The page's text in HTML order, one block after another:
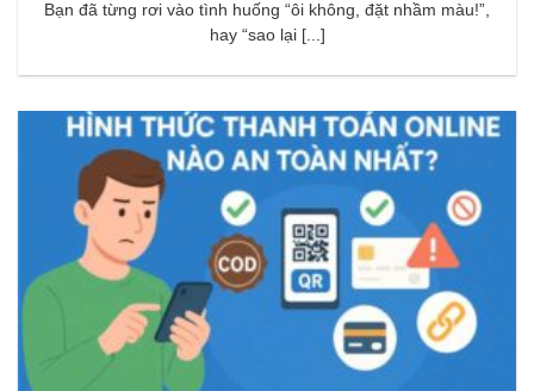
Bạn đã từng rơi vào tình huống “ôi không, đặt nhầm màu!”,
hay “sao lại [...]